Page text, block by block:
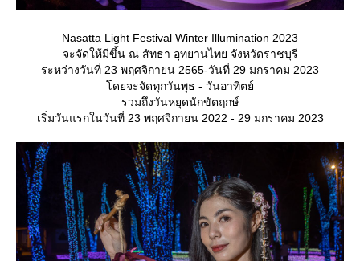
Nasatta Light Festival Winter Illumination 2023
จะจัดให้มีขึ้น ณ สัทธา อุทยานไทย จังหวัดราชบุรี
ระหว่างวันที่ 23 พฤศจิกายน 2565-วันที่ 29 มกราคม 2023
ดยจะจัดทุกวันพุธ - วันอาทิตย์
รวมถึงวันหยุดนักขัตฤกษ์
เริ่มวันแรกในวันที่ 23 พฤศจิกายน 2022 - 29 มกราคม 2023